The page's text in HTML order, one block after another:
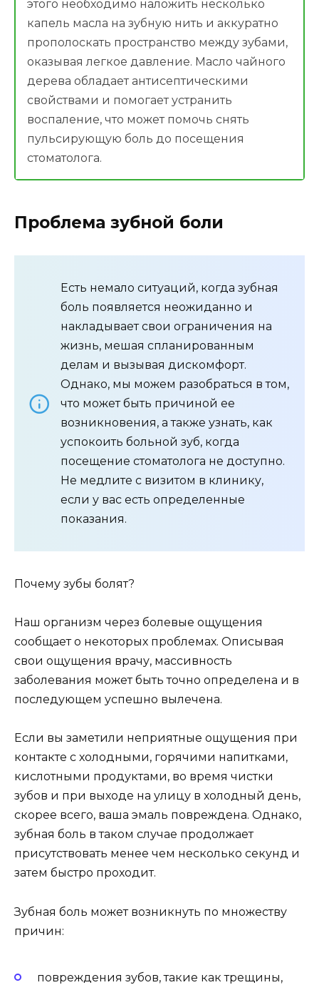
этого необходимо наложить несколько
капель масла на зубную нить и аккуратно
прополоскать пространство между зубами,
оказывая легкое давление. Масло чайного
дерева обладает антисептическими
свойствами и помогает устранить
воспаление, что может помочь снять
пульсирующую боль до посещения
стоматолога.
Проблема зубной боли
Есть немало ситуаций, когда зубная
боль появляется неожиданно и
накладывает свои ограничения на
жизнь, мешая спланированным
делам и вызывая дискомфорт.
Однако, мы можем разобраться в том,
что может быть причиной ее
возникновения, а также узнать, как
успокоить больной зуб, когда
посещение стоматолога не доступно.
Не медлите с визитом в клинику,
если у вас есть определенные
показания.
Почему зубы болят?
Наш организм через болевые ощущения
сообщает о некоторых проблемах. Описывая
свои ощущения врачу, массивность
заболевания может быть точно определена и в
последующем успешно вылечена.
Если вы заметили неприятные ощущения при
контакте с холодными, горячими напитками,
кислотными продуктами, во время чистки
зубов и при выходе на улицу в холодный день,
скорее всего, ваша эмаль повреждена. Однако,
зубная боль в таком случае продолжает
присутствовать менее чем несколько секунд и
затем быстро проходит.
Зубная боль может возникнуть по множеству
причин:
повреждения зубов, такие как трещины,